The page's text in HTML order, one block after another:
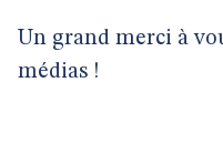
Un grand merci à
médias !